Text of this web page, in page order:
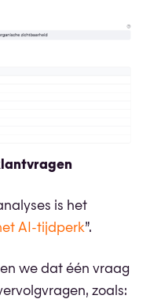
is het
AI-tijdperk”.
we dat één vraag
zoals: